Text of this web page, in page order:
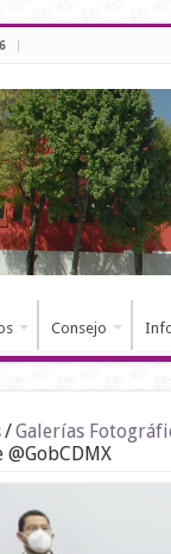
Consejo
/Galerías
@GobCDMX